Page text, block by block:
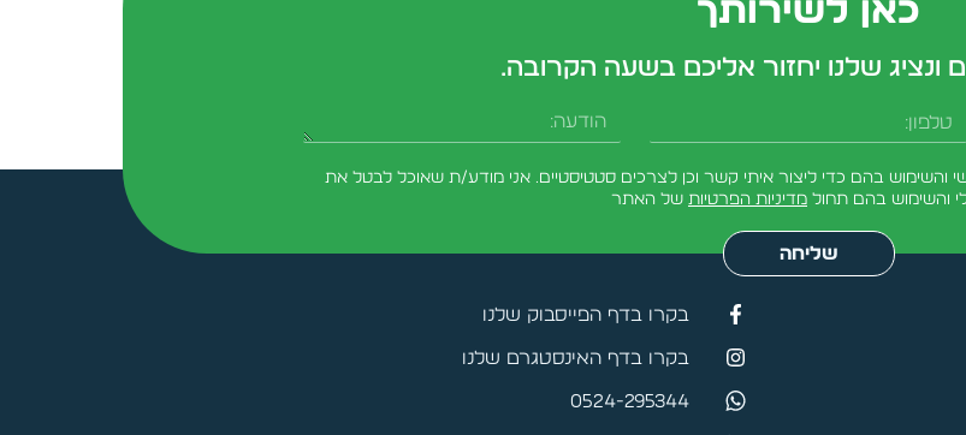
כאן לשירותך
ונציג שלנו יחזור אליכם בשעה הקרובה.
בהם כדי ליצור איתי קשר וכן לצרכים סטטיסטיים. אני מודע/ת שאוכל לבטל את
והשימוש בהם תחול מדיניות הפרטיות של האתר
שליחה
בקרו בדף הפייסבוק שלנו
בקרו בדף האינסטגרם שלנו
0524-295344